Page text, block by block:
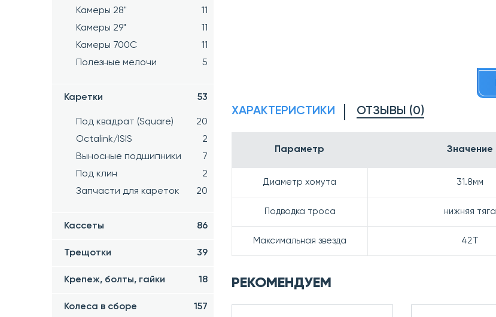
Камеры 28"
11
Камеры 29"
11
Камеры 700C
11
Полезные мелочи
5
Каретки 53
Под квадрат (Square)
20
Octalink/ISIS
2
Выносные подшипники
7
Под клин
2
Запчасти для кареток
20
Кассеты 86
Трещотки 39
Крепеж, болты, гайки 18
Колеса в сборе 157
ХАРАКТЕРИСТИКИ ОТЗЫВЫ (0)
Параметр Значение
Диаметр хомута 31.8мм
Подводка троса нижняя тяга
Максимальная звезда 42T
РЕКОМЕНДУЕМ